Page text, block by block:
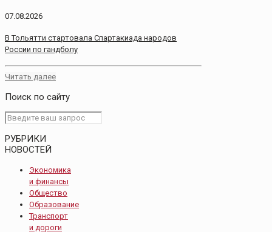
07.08.2026
В Тольятти стартовала Спартакиада народов
России по гандболу
Читать далее
Поиск по сайту
РУБРИКИ
НОВОСТЕЙ
Экономика
и финансы
Общество
Образование
Транспорт
и дороги